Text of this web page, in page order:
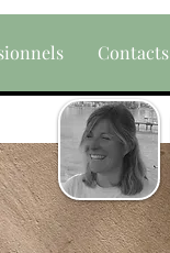
Contacts